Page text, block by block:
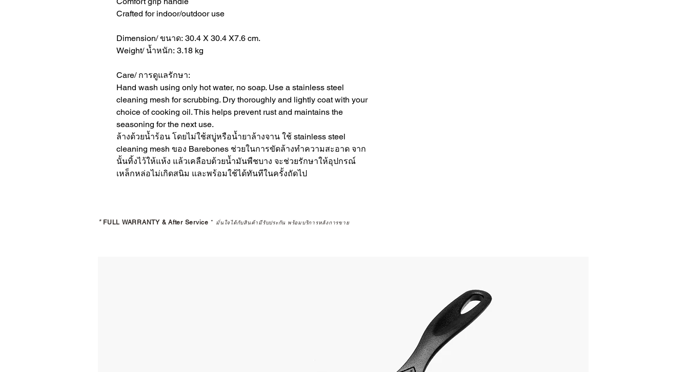
Crafted for indoor/outdoor use
Dimension/ ขนาด: 30.4 X 30.4 X7.6 cm.
Weight/ น้ำหนัก: 3.18 kg
Care/ การดูแลรักษา:
Hand wash using only hot water, no soap. Use a stainless steel
cleaning mesh for scrubbing. Dry thoroughly and lightly coat with your
choice of cooking oil. This helps prevent rust and maintains the
seasoning for the next use.
ล้างด้วยน้ำร้อน โดยไม่ใช้สบู่หรือน้ำยาล้างจาน ใช้ stainless steel
cleaning mesh ของ Barebones ช่วยในการขัดล้างทำความสะอาด จาก
นั้นทิ้งไว้ให้แห้ง แล้วเคลือบด้วยน้ำมันพืชบาง จะช่วยรักษาให้อุปกรณ์
เหล็กหล่อไม่เกิดสนิม และพร้อมใช้ได้ทันทีในครั้งถัดไป
* FULL WARRANTY & After Service * มั่นใจได้กับสินค้ามีรับประกัน พร้อมบริการหลังการขาย